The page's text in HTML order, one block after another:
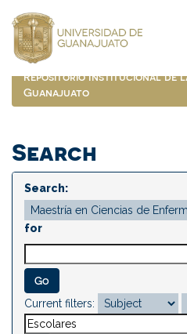
navigation
Repositorio Institucional de
Guanajuato
Search
Search:
for
Current filters: